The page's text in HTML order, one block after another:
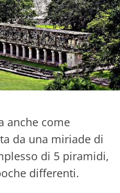
anche come
da una miriade di
di 5 piramidi,
differenti.